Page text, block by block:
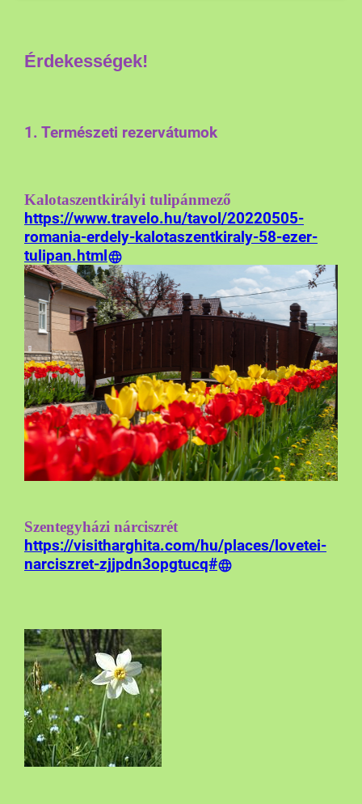
Érdekességek!
1. Természeti rezervátumok
Kalotaszentkirályi tulipánmező
https://www.travelo.hu/tavol/20220505-
romania-erdely-kalotaszentkiraly-58-ezer-
tulipan.html
Szentegyházi nárciszrét
https://visitharghita.com/hu/places/lovetei-
narciszret-zjjpdn3opgtucq#